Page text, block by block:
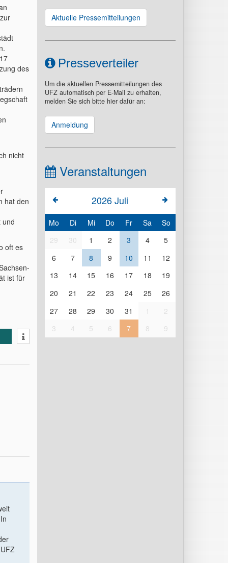
des
nicht
hat den
und
oft es
ist für
Aktuelle Pressemitteilungen
Presseverteiler
Um die aktuellen Pressemitteilungen des
UFZ automatisch per E-Mail zu erhalten,
melden Sie sich bitte hier dafür an:
Anmeldung
Veranstaltungen
2026 Juli
Mo Di Mi Do Fr Sa
So
29
30 1 2 3 4
5
6
7 8 9 10 11
12
13
14 15 16 17 18
19
20
21 22 23 24 25
26
27
28 29 30 31 1
2
3
4 5 6 7 8 9